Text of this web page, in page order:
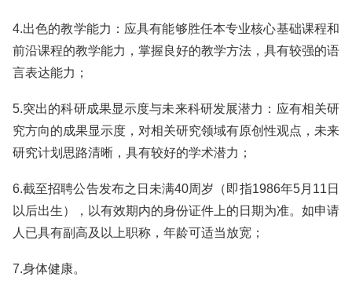
4.出色的教学能力：应具有能够胜任本专业核心基础课程和
前沿课程的教学能力，掌握良好的教学方法，具有较强的语
言表达能力；
5.突出的科研成果显示度与未来科研发展潜力：应有相关研
究方向的成果显示度，对相关研究领域有原创性观点，未来
研究计划思路清晰，具有较好的学术潜力；
6.截至招聘公告发布之日未满40周岁（即指1986年5月11日
以后出生），以有效期内的身份证件上的日期为准。如申请
人已具有副高及以上职称，年龄可适当放宽；
7.身体健康。